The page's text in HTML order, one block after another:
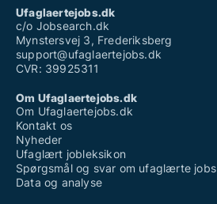
Ufaglært skovarbejder
Vikarbureau århus ufaglært
Ufaglaertejobs.dk
c/o Jobsearch.dk
Mynstersvej 3, Frederiksberg
support@ufaglaertejobs.dk
CVR: 39925311
Om Ufaglaertejobs.dk
Om Ufaglaertejobs.dk
Kontakt os
Nyheder
Ufaglært jobleksikon
Spørgsmål og svar om ufaglærte jobs
Data og analyse